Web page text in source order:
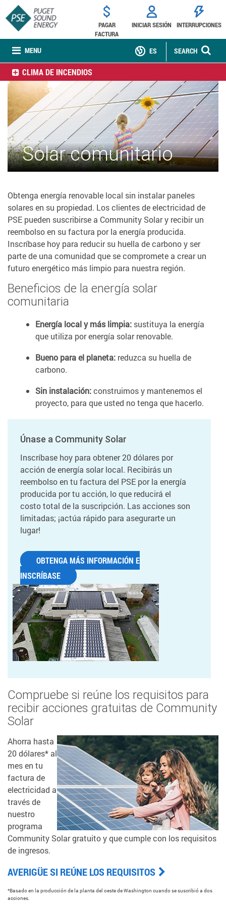
MENU
PAGAR
FACTURA
INICIAR SESIÓN INTERRUPCIONES
SEARCH
ES
CLIMA DE INCENDIOS
Solar comunitario
Obtenga energía renovable local sin instalar paneles
solares en su propiedad. Los clientes de electricidad de
PSE pueden suscribirse a Community Solar y recibir un
reembolso en su factura por la energía producida.
Inscríbase hoy para reducir su huella de carbono y ser
parte de una comunidad que se compromete a crear un
futuro energético más limpio para nuestra región.
Beneficios de la energía solar
comunitaria
Energía local y más limpia: sustituya la energía
que utiliza por energía solar renovable.
Bueno para el planeta: reduzca su huella de
carbono.
Sin instalación:construimos y mantenemos el
proyecto, para que usted no tenga que hacerlo.
Únase a Community Solar
Inscríbase hoy para obtener 20 dólares por
acción de energía solar local. Recibirás un
reembolso en tu factura del PSE por la energía
producida por tu acción, lo que reducirá el
costo total de la suscripción. Las acciones son
limitadas; ¡actúa rápido para asegurarte un
lugar!
OBTENGA MÁS INFORMACIÓN E
INSCRÍBASE
Compruebe si reúne los requisitos para
recibir acciones gratuitas de Community
Solar
Ahorra hasta
20 dólares* al
mes en tu
factura de
electricidad a
través de
nuestro
programa
Community Solar gratuito y que cumple con los requisitos
de ingresos.
AVERIGÜE SI REÚNE LOS REQUISITOS
*Basado en la producción de la planta del oeste de Washington cuando se suscribió a dos
acciones.